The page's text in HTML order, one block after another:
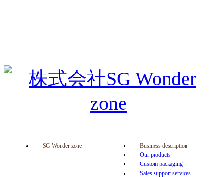
SG Wonder zone
Business description
Our products
Custom packaging
Sales support services